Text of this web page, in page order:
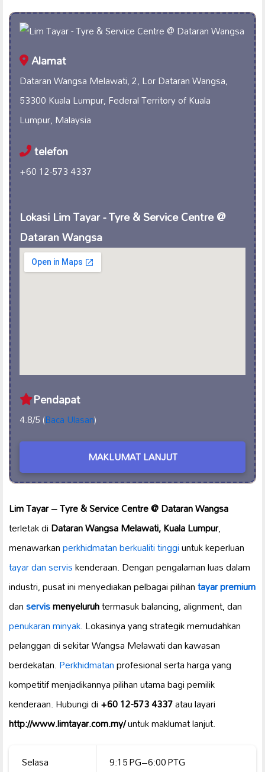
Alamat
Dataran Wangsa Melawati, 2, Lor Dataran Wangsa,
53300 Kuala Lumpur, Federal Territory of Kuala
Lumpur, Malaysia
telefon
+60 12-573 4337
Lokasi Lim Tayar - Tyre & Service Centre @
Dataran Wangsa
Pendapat
4.8/5 (Baca Ulasan)
MAKLUMAT LANJUT
Lim Tayar – Tyre & Service Centre @ Dataran Wangsa
terletak diDataran Wangsa Melawati, Kuala Lumpur,
menawarkanperkhidmatan berkualiti tinggiuntuk keperluan
tayar dan serviskenderaan. Dengan pengalaman luas dalam
industri, pusat ini menyediakan pelbagai pilihantayar premium
danservismenyeluruhtermasuk balancing, alignment, dan
penukaran minyak. Lokasinya yang strategik memudahkan
pelanggan di sekitar Wangsa Melawati dan kawasan
berdekatan.Perkhidmatanprofesional serta harga yang
kompetitif menjadikannya pilihan utama bagi pemilik
kenderaan. Hubungi di+60 12-573 4337atau layari
http://www.limtayar.com.my/untuk maklumat lanjut.
Selasa 9:15 PG–6:00 PTG